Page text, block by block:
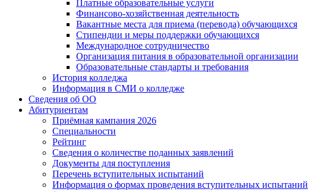
Платные образовательные услуги
Финансово-хозяйственная деятельность
Вакантные места для приема (перевода) обучающихся
Стипендии и меры поддержки обучающихся
Международное сотрудничество
Организация питания в образовательной организации
Образовательные стандарты и требования
История колледжа
Информация в СМИ о колледже
Сведения об ОО
Абитуриентам
Приёмная кампания 2026
Специальности
Рейтинг
Сведения о количестве поданных заявлений
Документы для поступления
Перечень вступительных испытаний
Информация о формах проведения вступительных испытаний